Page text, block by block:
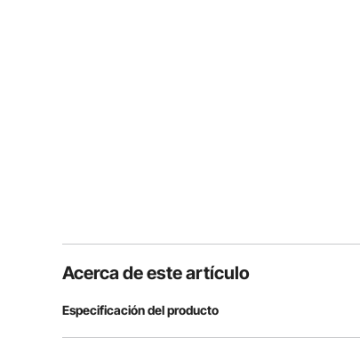
Acerca de este artículo
Especificación del producto